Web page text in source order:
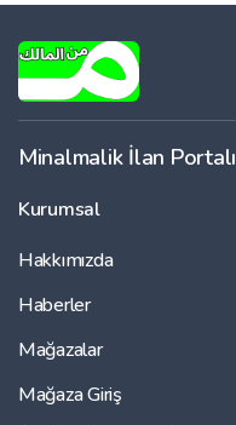
Minalmalik İlan Portalı
Kurumsal
Hakkımızda
Haberler
Mağazalar
Mağaza Giriş